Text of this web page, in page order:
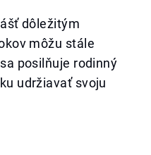
dôležitým
môžu stále
posilňuje rodinný
udržiavať svoju